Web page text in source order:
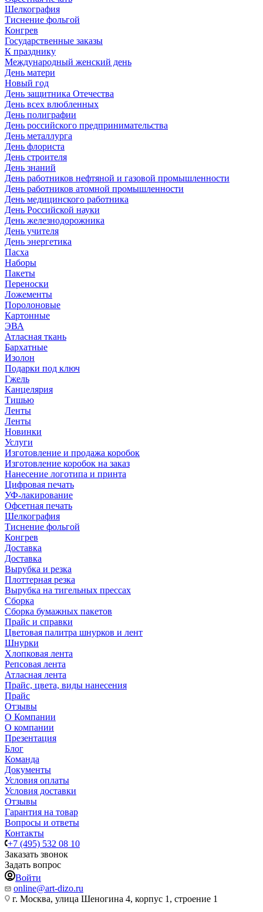
Шелкография
Тиснение фольгой
Конгрев
Государственные заказы
К празднику
Международный женский день
День матери
Новый год
День защитника Отечества
День всех влюбленных
День полиграфии
День российского предпринимательства
День металлурга
День флориста
День строителя
День знаний
День работников нефтяной и газовой промышленности
День работников атомной промышленности
День медицинского работника
День Российской науки
День железнодорожника
День учителя
День энергетика
Пасха
Наборы
Пакеты
Переноски
Ложементы
Поролоновые
Картонные
ЭВА
Атласная ткань
Бархатные
Изолон
Подарки под ключ
Гжель
Канцелярия
Тишью
Ленты
Ленты
Новинки
Услуги
Изготовление и продажа коробок
Изготовление коробок на заказ
Нанесение логотипа и принта
Цифровая печать
УФ-лакирование
Офсетная печать
Шелкография
Тиснение фольгой
Конгрев
Доставка
Доставка
Вырубка и резка
Плоттерная резка
Вырубка на тигельных прессах
Сборка
Сборка бумажных пакетов
Прайс и справки
Цветовая палитра шнурков и лент
Шнурки
Хлопковая лента
Репсовая лента
Атласная лента
Прайс, цвета, виды нанесения
Прайс
Отзывы
О Компании
О компании
Презентация
Блог
Команда
Документы
Условия оплаты
Условия доставки
Отзывы
Гарантия на товар
Вопросы и ответы
Контакты
+7 (495) 532 08 10
Заказать звонок
Задать вопрос
Войти
online@art-dizo.ru
г. Москва, улица Шеногина 4, корпус 1, строение 1